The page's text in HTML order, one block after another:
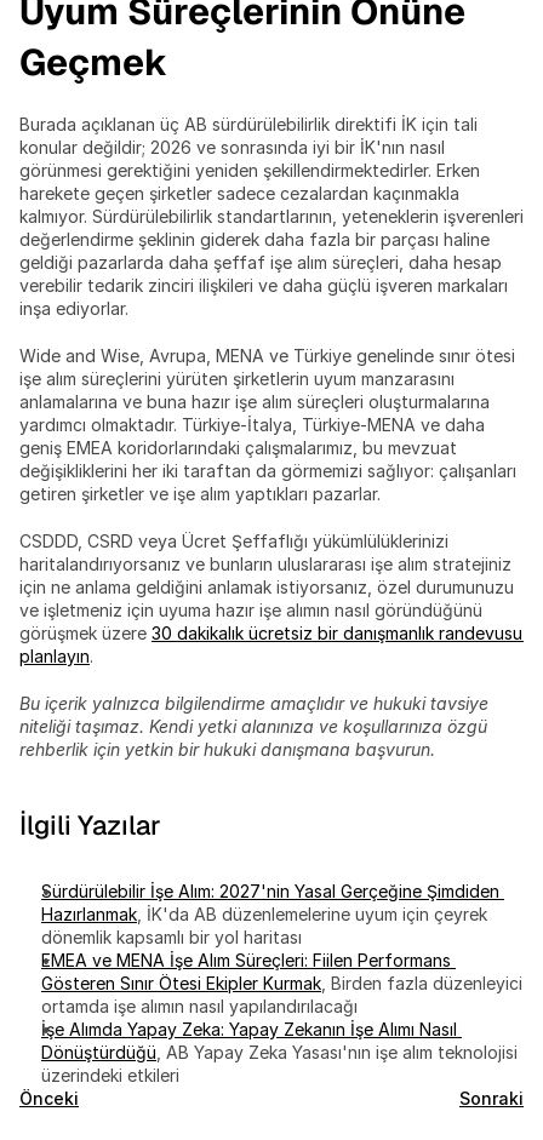
Uyum Süreçlerinin Önüne
Geçmek
Burada açıklanan üç AB sürdürülebilirlik direktifi İK için tali
konular değildir; 2026 ve sonrasında iyi bir İK'nın nasıl
görünmesi gerektiğini yeniden şekillendirmektedirler. Erken
harekete geçen şirketler sadece cezalardan kaçınmakla
kalmıyor. Sürdürülebilirlik standartlarının, yeteneklerin işverenleri
değerlendirme şeklinin giderek daha fazla bir parçası haline
geldiği pazarlarda daha şeffaf işe alım süreçleri, daha hesap
verebilir tedarik zinciri ilişkileri ve daha güçlü işveren markaları
inşa ediyorlar.
Wide and Wise, Avrupa, MENA ve Türkiye genelinde sınır ötesi
işe alım süreçlerini yürüten şirketlerin uyum manzarasını
anlamalarına ve buna hazır işe alım süreçleri oluşturmalarına
yardımcı olmaktadır. Türkiye-İtalya, Türkiye-MENA ve daha
geniş EMEA koridorlarındaki çalışmalarımız, bu mevzuat
değişikliklerini her iki taraftan da görmemizi sağlıyor: çalışanları
getiren şirketler ve işe alım yaptıkları pazarlar.
CSDDD, CSRD veya Ücret Şeffaflığı yükümlülüklerinizi
haritalandırıyorsanız ve bunların uluslararası işe alım stratejiniz
için ne anlama geldiğini anlamak istiyorsanız, özel durumunuzu
ve işletmeniz için uyuma hazır işe alımın nasıl göründüğünü
görüşmek üzere 30 dakikalık ücretsiz bir danışmanlık randevusu
planlayın.
Bu içerik yalnızca bilgilendirme amaçlıdır ve hukuki tavsiye
niteliği taşımaz. Kendi yetki alanınıza ve koşullarınıza özgü
rehberlik için yetkin bir hukuki danışmana başvurun.
İlgili Yazılar
Sürdürülebilir İşe Alım: 2027'nin Yasal Gerçeğine Şimdiden
Hazırlanmak , İK'da AB düzenlemelerine uyum için çeyrek
dönemlik kapsamlı bir yol haritası
EMEA ve MENA İşe Alım Süreçleri: Fiilen Performans
Gösteren Sınır Ötesi Ekipler Kurmak , Birden fazla düzenleyici
ortamda işe alımın nasıl yapılandırılacağı
İşe Alımda Yapay Zeka: Yapay Zekanın İşe Alımı Nasıl
Dönüştürdüğü , AB Yapay Zeka Yasası'nın işe alım teknolojisi
üzerindeki etkileri
Önceki
Sonraki